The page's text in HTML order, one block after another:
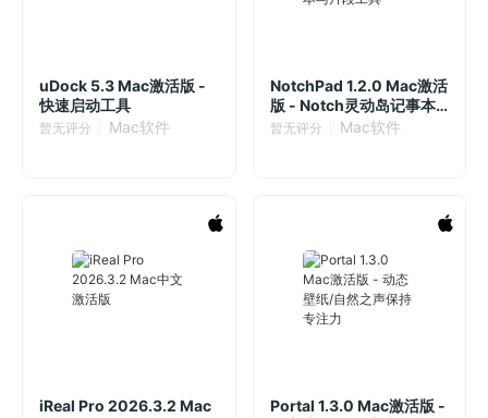
uDock 5.3 Mac激活版 -
快速启动工具
暂无评分 Mac软件
NotchPad 1.2.0 Mac激活
版 - Notch灵动岛记事本
与片段工具
暂无评分 Mac软件
iReal Pro 2026.3.2 Mac
Portal 1.3.0 Mac激活版 -